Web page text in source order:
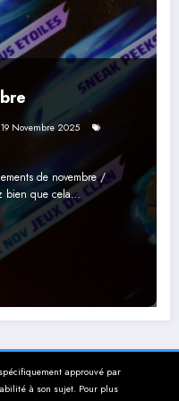
19 Novembre 2025
de novembre /
bien que cela…
approuvé par
à son sujet. Pour plus